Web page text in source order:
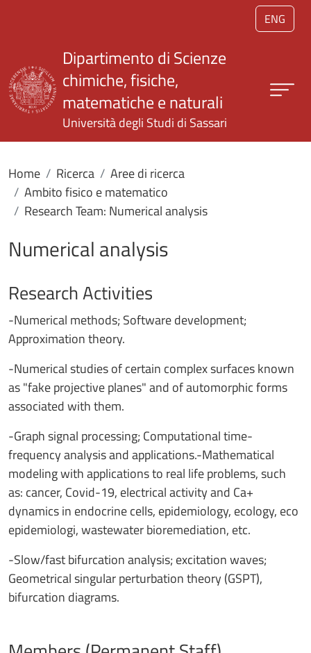
Salta al contenuto principale
ENG
Dipartimento di Scienze
chimiche, fisiche,
matematiche e naturali
Università degli Studi di Sassari
Home Ricerca
Aree di ricerca
Ambito fisico e matematico
Research Team: Numerical analysis
Numerical analysis
Research Activities
-Numerical methods; Software development;
Approximation theory.
-Numerical studies of certain complex surfaces known
as "fake projective planes" and of automorphic forms
associated with them.
-Graph signal processing; Computational time-
frequency analysis and applications.-Mathematical
modeling with applications to real life problems, such
as: cancer, Covid-19, electrical activity and Ca+
dynamics in endocrine cells, epidemiology, ecology, eco
epidemiologi, wastewater bioremediation, etc.
-Slow/fast bifurcation analysis; excitation waves;
Geometrical singular perturbation theory (GSPT),
bifurcation diagrams.